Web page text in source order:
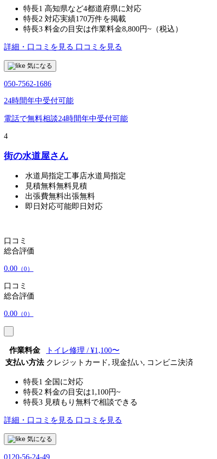
特長1 高知県など4都道府県に対応
特長2 対応実績170万件を掲載
特長3 料金の目安は作業料金8,800円~（税込）
詳細・口コミを見る 口コミを見る
気になる
050-7562-1686
24時間年中受付可能
電話で無料相談24時間年中受付可能
4
街の水道屋さん
水道局指定工事店水道局指定
見積無料無料見積
出張費無料出張無料
即日対応可能即日対応
口コミ
総合評価
0.00 （0）
口コミ
総合評価
0.00 （0）
作業料金
トイレ修理 / ¥1,100〜
支払い方法 クレジットカード, 現金払い, コンビニ決済
特長1 全国に対応
特長2 料金の目安は1,100円~
特長3 見積もり無料で相談できる
詳細・口コミを見る 口コミを見る
気になる
0120-56-24-49